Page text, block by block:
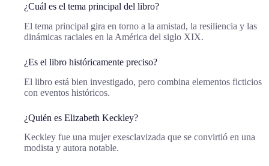
¿Cuál es el tema principal del libro?
El tema principal gira en torno a la amistad, la resiliencia y las
dinámicas raciales en la América del siglo XIX.
¿Es el libro históricamente preciso?
El libro está bien investigado, pero combina elementos ficticios
con eventos históricos.
¿Quién es Elizabeth Keckley?
Keckley fue una mujer exesclavizada que se convirtió en una
modista y autora notable.